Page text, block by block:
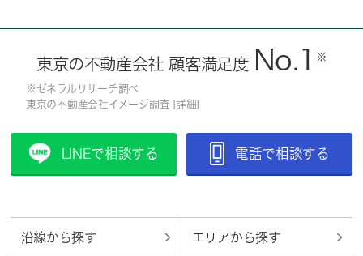
東京の不動産会社 顧客満足度 No.1 ※
※ゼネラルリサーチ調べ
東京の不動産会社イメージ調査 [ 詳細
LINEで相談する 電話で相談する
沿線から探す エリアから探す